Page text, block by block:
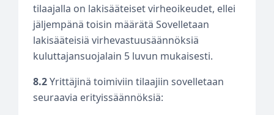
tilaajalla on lakisääteiset virheoikeudet, ellei
jäljempänä toisin määrätä Sovelletaan
lakisääteisiä virhevastuusäännöksiä
kuluttajansuojalain 5 luvun mukaisesti.
8.2Yrittäjinä toimiviin tilaajiin sovelletaan
seuraavia erityissäännöksiä: